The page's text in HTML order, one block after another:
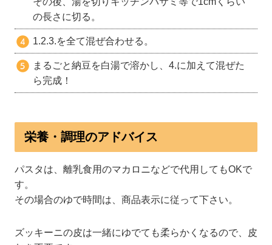
の長さに切る。
1.2.3.を全て混ぜ合わせる。
まるごと納豆を白湯で溶かし、4.に加えて混ぜた
ら完成！
栄養・調理のアドバイス
パスタは、離乳食用のマカロニなどで代用してもOKで
す。
その場合のゆで時間は、商品表示に従って下さい。
ズッキーニの皮は一緒にゆでても柔らかくなるので、皮